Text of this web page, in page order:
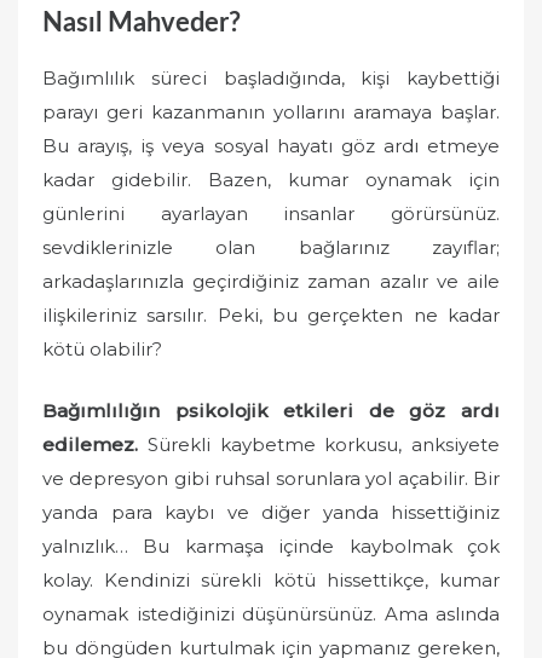
Nasıl Mahveder?
Bağımlılık süreci başladığında, kişi kaybettiği
parayı geri kazanmanın yollarını aramaya başlar.
Bu arayış, iş veya sosyal hayatı göz ardı etmeye
kadar gidebilir. Bazen, kumar oynamak için
günlerini ayarlayan insanlar görürsünüz.
sevdiklerinizle olan bağlarınız zayıflar;
arkadaşlarınızla geçirdiğiniz zaman azalır ve aile
ilişkileriniz sarsılır. Peki, bu gerçekten ne kadar
kötü olabilir?
Bağımlılığın psikolojik etkileri de göz ardı
edilemez. Sürekli kaybetme korkusu, anksiyete
ve depresyon gibi ruhsal sorunlara yol açabilir. Bir
yanda para kaybı ve diğer yanda hissettiğiniz
yalnızlık… Bu karmaşa içinde kaybolmak çok
kolay. Kendinizi sürekli kötü hissettikçe, kumar
oynamak istediğinizi düşünürsünüz. Ama aslında
bu döngüden kurtulmak için yapmanız gereken,